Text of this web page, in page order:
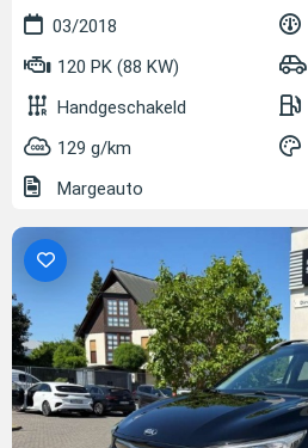
03/2018
120 PK (88 KW)
Handgeschakeld
129 g/km
Margeauto